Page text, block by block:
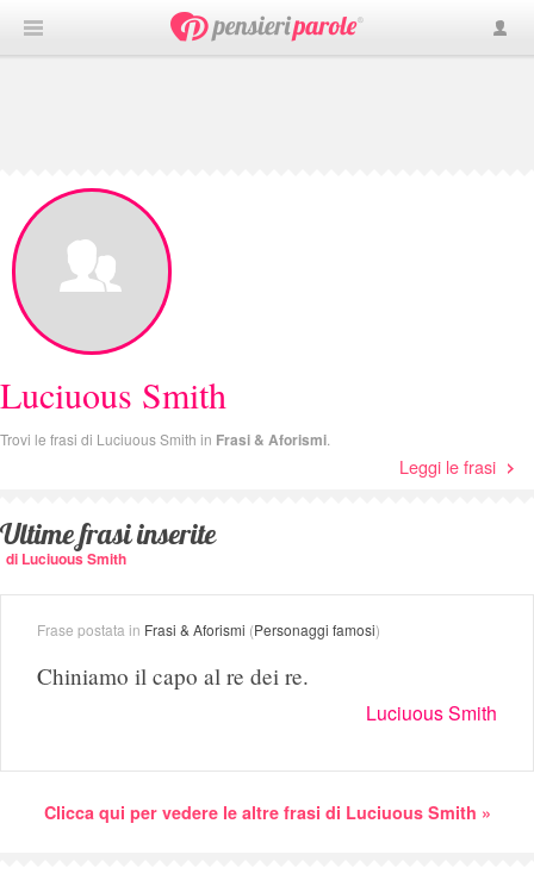
Luciuous Smith
Trovi le frasi di Luciuous Smith in Frasi & Aforismi
Leggi le frasi
Ultime frasi inserite
di Luciuous Smith
Frase postata in Frasi & Aforismi (Personaggi famosi)
Chiniamo il capo al re dei re.
Luciuous Smith
Clicca qui per vedere le altre frasi di Luciuous Smith »